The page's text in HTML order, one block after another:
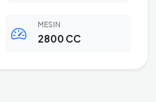
MESIN
2800 CC